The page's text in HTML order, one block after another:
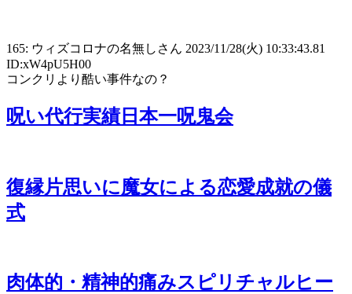
165: ウィズコロナの名無しさん 2023/11/28(火) 10:33:43.81
ID:xW4pU5H00
コンクリより酷い事件なの？
呪い代行実績日本一呪鬼会
復縁片思いに魔女による恋愛成就の儀
式
肉体的・精神的痛みスピリチャルヒー